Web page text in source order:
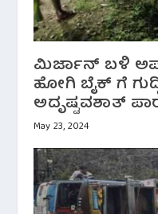
ಮಿರ್ಜಾನ್ ಬಳಿ
ಹೋಗಿ ಬೈಕ್ ಗೆ
ಅದೃಷ್ಟವಶಾತ್
May 23, 2024